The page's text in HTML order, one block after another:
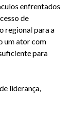
enfrentados
de
regional para a
um ator com
para
liderança,